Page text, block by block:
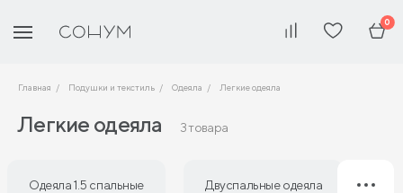
0
Главная Подушки и текстиль Одеяла Легкие одеяла
Легкие одеяла 3 товара
Одеяла 1.5 спальные Двуспальные одеяла